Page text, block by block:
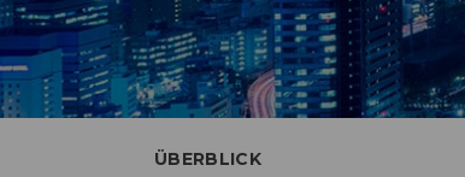
ÜBERBLICK